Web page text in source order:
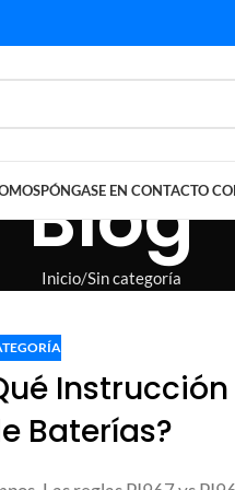
PÓNGASE EN CONTACTO
Blog
Inicio Sin categoría
Baterías?